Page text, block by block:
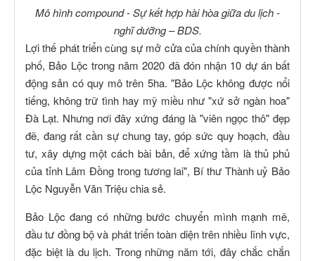
Mô hình compound - Sự kết hợp hài hòa giữa du lịch -
nghĩ dưỡng – BDS.
Lợi thế phát triển cùng sự mở cửa của chính quyền thành
phố, Bảo Lộc trong năm 2020 đã đón nhận 10 dự án bất
động sản có quy mô trên 5ha. "Bảo Lộc không được nổi
tiếng, không trữ tình hay mỹ miều như "xứ sở ngàn hoa"
Đà Lạt. Nhưng nơi đây xứng đáng là "viên ngọc thô" đẹp
đẽ, đang rất cần sự chung tay, góp sức quy hoạch, đầu
tư, xây dựng một cách bài bản, để xứng tầm là thủ phủ
của tỉnh Lâm Đồng trong tương lai", Bí thư Thành uỷ Bảo
Lộc Nguyễn Văn Triệu chia sẻ.
Bảo Lộc đang có những bước chuyển mình mạnh mẽ,
đầu tư đồng bộ và phát triển toàn diện trên nhiều lĩnh vực,
đặc biệt là du lịch. Trong những năm tới, đây chắc chắn